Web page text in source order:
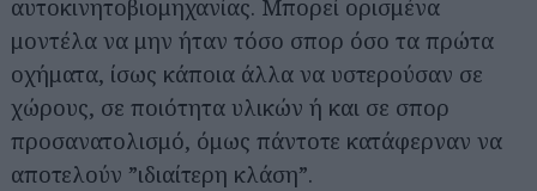
αυτοκινητοβιομηχανίας. Μπορεί ορισμένα
μοντέλα να μην ήταν τόσο σπορ όσο τα πρώτα
οχήματα, ίσως κάποια άλλα να υστερούσαν σε
χώρους, σε ποιότητα υλικών ή και σε σπορ
προσανατολισμό, όμως πάντοτε κατάφερναν να
αποτελούν ”ιδιαίτερη κλάση”.